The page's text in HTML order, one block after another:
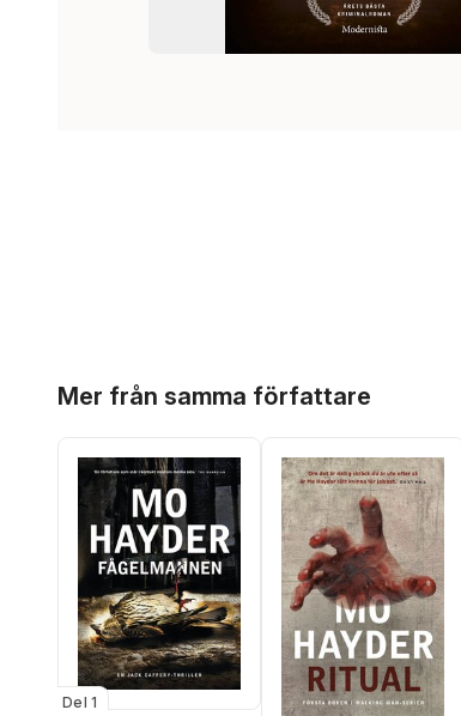
Mer från samma författare
Del 1